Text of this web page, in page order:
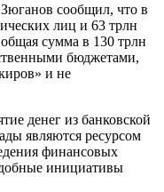
сообщил, что в
лиц и 63 трлн
сумма в 130 трлн
бюджетами,
и не
денег из банковской
являются ресурсом
финансовых
инициативы